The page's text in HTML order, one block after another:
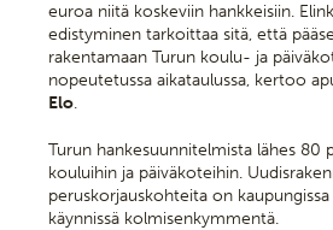
euroa niitä koskeviin hankkeisiin.
edistyminen tarkoittaa sitä, että
rakentamaan Turun koulu- ja
nopeutetussa aikataulussa, kertoo
Elo.
Turun hankesuunnitelmista lähes 80
kouluihin ja päiväkoteihin.
peruskorjauskohteita on kaupungissa
käynnissä kolmisenkymmentä.